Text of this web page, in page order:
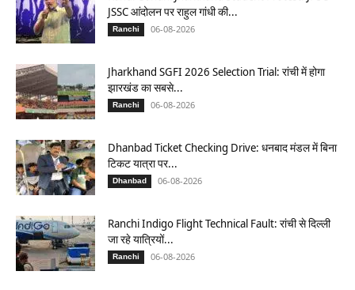
JSSC आंदोलन पर राहुल गांधी की...
Ranchi 06-08-2026
Jharkhand SGFI 2026 Selection Trial: रांची में होगा
झारखंड का सबसे...
Ranchi 06-08-2026
Dhanbad Ticket Checking Drive: धनबाद मंडल में बिना
टिकट यात्रा पर...
Dhanbad 06-08-2026
Ranchi Indigo Flight Technical Fault: रांची से दिल्ली
जा रहे यात्रियों...
Ranchi 06-08-2026